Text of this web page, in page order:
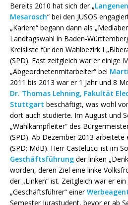
Bereits 2010 hat sich der „
Mesarosch“ bei den JUSOS
„Kariere“ begann dann als
Landtagswahl in Baden-
Kreisliste für den Wahlbezirk I
(SPD). Fast zeitgleich war er einige
„Abgeordnetenmitarbeiter“ bei
2011 bis 2013 war er 1 Jahr und 8
Dr. Thomas Lehning, Fakultät
Stuttgart beschäftigt, was wohl
dort auch studierte. Im August und
„Wahlkampfleiter“ des
(SPD). Ab Dezember 2013 arbeitete
(SPD; MdB). Herr Castelucci ist im
Geschäftsführung der linken
worden, deren Ziel eine linke
der „Linken“ ist. Zeitgleich war er
„Geschäftsführer“ einer
Semester Jurastudent, bevor er ab